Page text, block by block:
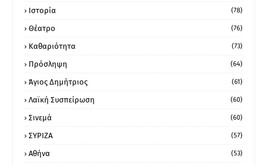
Ιστορία (78)
Θέατρο (76)
Καθαριότητα (73)
Πρόσληψη (64)
Άγιος Δημήτριος (61)
Λαϊκή Συσπείρωση (60)
Σινεμά (60)
ΣΥΡΙΖΑ (57)
Αθήνα (53)